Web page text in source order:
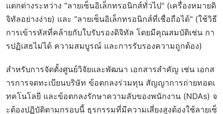
แตกต่างระหว่าง "ลายเซ็นอิเล็กทรอนิกส์ทั่วไป" (เครื่องหมายดิ
จิทัลอย่างง่าย) และ "ลายเซ็นอิเล็กทรอนิกส์ที่เชื่อถือได้" (ใช้วิธี
การเข้ารหัสที่คล้ายกับใบรับรองดิจิทัล โดยมีคุณสมบัติเช่น กา
รปฏิเสธไม่ได้ ความสมบูรณ์ และการรับรองความถูกต้อง)
สำหรับการจัดตั้งศูนย์วิจัยและพัฒนา เอกสารสำคัญ เช่น เอกส
ารการจดทะเบียนบริษัท ข้อตกลงร่วมทุน สัญญาการถ่ายทอดเ
ทคโนโลยี และข้อตกลงรักษาความลับของพนักงาน (NDAs) จ
ะต้องปฏิบัติตามกรอบนี้ ธุรกรรมที่มีความเสี่ยงสูงต้องใช้ลายเซ็